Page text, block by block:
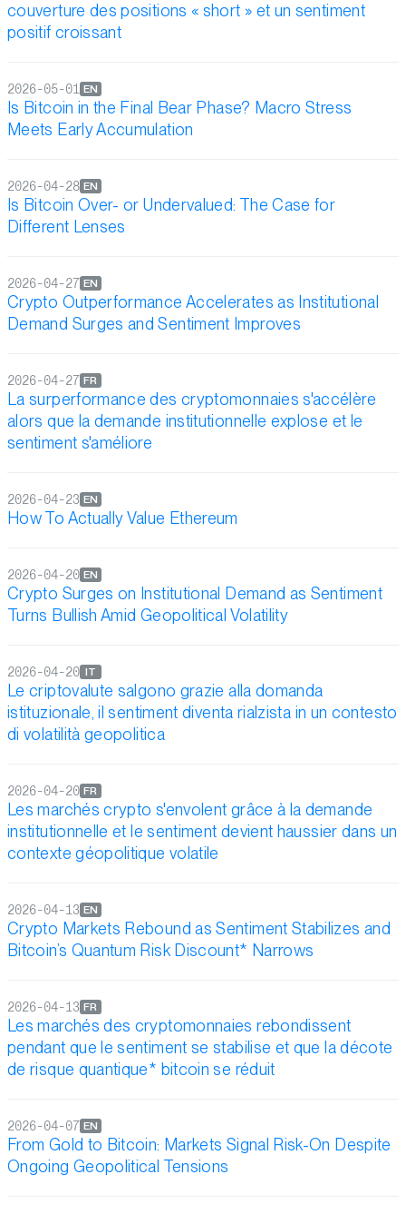
couverture des positions « short » et un sentiment
positif croissant
Is Bitcoin in the Final Bear Phase? Macro Stress
Meets Early Accumulation
EN
2026-05-01
Is Bitcoin Over- or Undervalued: The Case for
Different Lenses
EN
2026-04-28
Crypto Outperformance Accelerates as Institutional
Demand Surges and Sentiment Improves
EN
2026-04-27
La surperformance des cryptomonnaies s'accélère
alors que la demande institutionnelle explose et le
sentiment s'améliore
FR
2026-04-27
How To Actually Value Ethereum
EN
2026-04-23
Crypto Surges on Institutional Demand as Sentiment
Turns Bullish Amid Geopolitical Volatility
EN
2026-04-20
Le criptovalute salgono grazie alla domanda
istituzionale, il sentiment diventa rialzista in un contesto
di volatilità geopolitica
IT
2026-04-20
Les marchés crypto s'envolent grâce à la demande
institutionnelle et le sentiment devient haussier dans un
contexte géopolitique volatile
FR
2026-04-20
Crypto Markets Rebound as Sentiment Stabilizes and
Bitcoin’s Quantum Risk Discount* Narrows
EN
2026-04-13
Les marchés des cryptomonnaies rebondissent
pendant que le sentiment se stabilise et que la décote
de risque quantique* bitcoin se réduit
FR
2026-04-13
From Gold to Bitcoin: Markets Signal Risk-On Despite
Ongoing Geopolitical Tensions
EN
2026-04-07